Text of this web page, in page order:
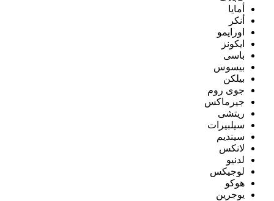
أمايا
أنكر
اورايمو
ايكونز
باسى
بيسوس
بيلكن
جوى روم
جيرماكس
ريتشى
سيلبيرات
سينديم
لانكس
لدنيو
لوجيكس
هوكو
يوجرين